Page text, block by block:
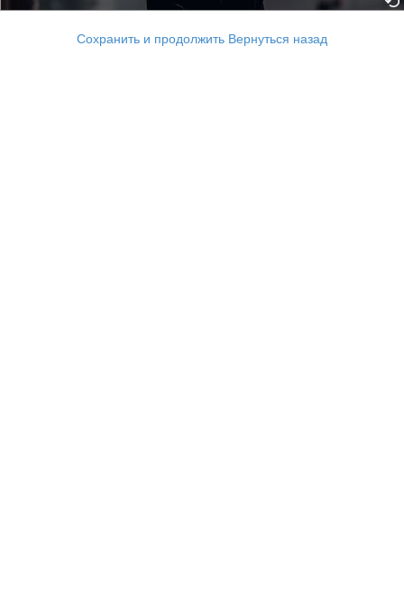
Сохранить и продолжить Вернуться назад